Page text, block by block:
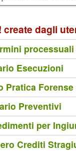
create dagli
processuali
Esecuzioni
Pratica Forense
Preventivi
per
Crediti